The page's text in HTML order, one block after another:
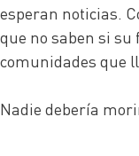
esperan noticias.
que no saben si
comunidades que
Nadie debería